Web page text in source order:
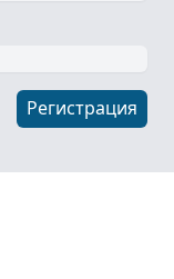
Регистрация